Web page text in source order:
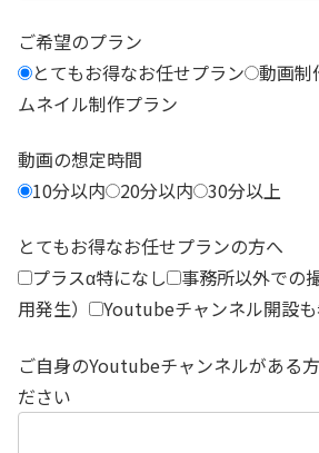
ご希望のプラン
とてもお得なお任せプラン 動画制
ムネイル制作プラン
動画の想定時間
10分以内
20分以内 30分以上
とてもお得なお任せプランの方へ
プラスα特になし
事務所以外での
用発生）
Youtubeチャンネル開設も
ご自身のYoutubeチャンネルがある
ださい